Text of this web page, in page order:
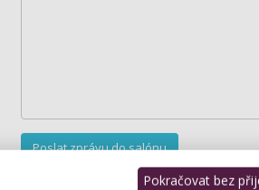
Pokračovat bez